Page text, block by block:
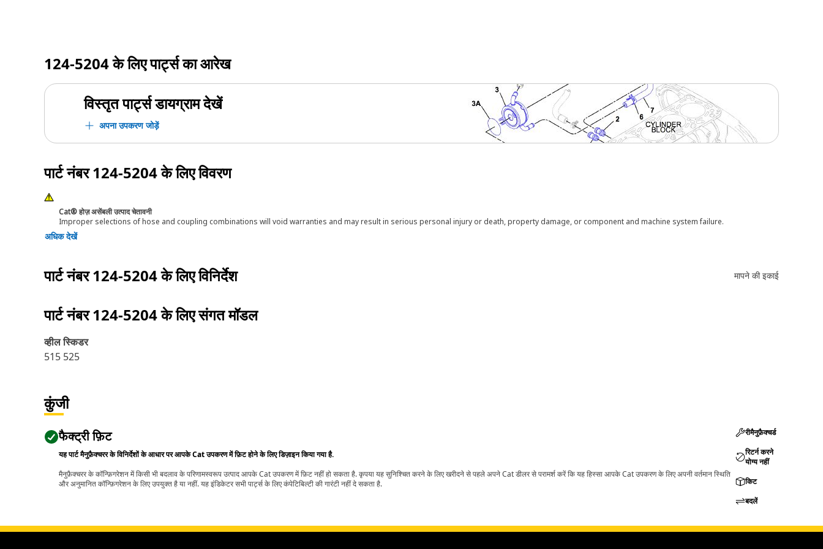
124-5204के लिए पार्ट्स का आरेख
विस्तृत पार्ट्स डायग्राम देखें
अपना उपकरण जोड़ें
पार्ट नंबर124-5204के लिए विवरण
Cat® होज़ असेंबली उत्पाद चेतावनी
Improper selections of hose and coupling combinations will void warranties and may result in serious personal injury or death, property damage, or component and machine system failure.
अधिक देखें
पार्ट नंबर124-5204के लिए विनिर्देश मापने की इकाई
पार्ट नंबर124-5204के लिए संगत मॉडल
व्हील स्किडर
515 525
कुंजी
फैक्ट्री फ़िट
यह पार्ट मैनुफ़ैक्चरर के विनिर्देशों के आधार पर आपके Cat उपकरण में फ़िट होने के लिए डिज़ाइन किया गया है.
मैनुफ़ैक्चरर के कॉन्फ़िगरेशन में किसी भी बदलाव के परिणामस्वरूप उत्पाद आपके Cat उपकरण में फ़िट नहीं हो सकता है. कृपया यह सुनिश्चित करने के लिए खरीदने से पहले अपने Cat डीलर से परामर्श करें कि यह हिस्सा आपके Cat उपकरण के लिए अपनी वर्तमान स्थिति
और अनुमानित कॉन्फ़िगरेशन के लिए उपयुक्त है या नहीं. यह इंडिकेटर सभी पार्ट्स के लिए कंपेटिबिल्टी की गारंटी नहीं दे सकता है.
रीमैनुफ़ैक्चर्ड
रिटर्न करने
योग्य नहीं
किट
बदलें